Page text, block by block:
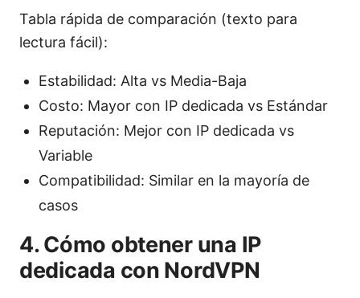
Tabla rápida de comparación (texto para
lectura fácil):
Estabilidad: Alta vs Media-Baja
Costo: Mayor con IP dedicada vs Estándar
Reputación: Mejor con IP dedicada vs
Variable
Compatibilidad: Similar en la mayoría de
casos
4. Cómo obtener una IP
dedicada con NordVPN